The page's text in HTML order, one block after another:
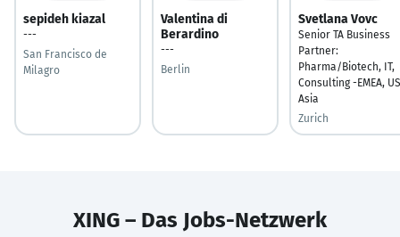
sepideh kiazal
---
San Francisco de
Milagro
Valentina di
Berardino
---
Berlin
Svetlana Vovc
Senior TA Business
Partner:
Pharma/Biotech, IT,
Consulting -EMEA,
Asia
Zurich
XING – Das Jobs-Netzwerk